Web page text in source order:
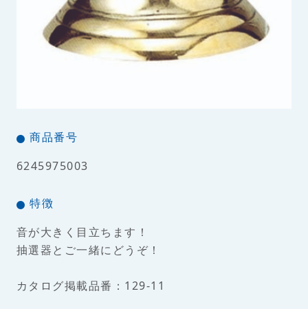
商品番号
6245975003
特徴
音が大きく目立ちます！
抽選器とご一緒にどうぞ！
カタログ掲載品番：129-11